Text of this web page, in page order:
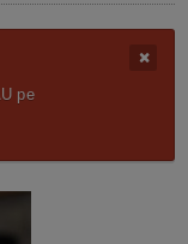
pe